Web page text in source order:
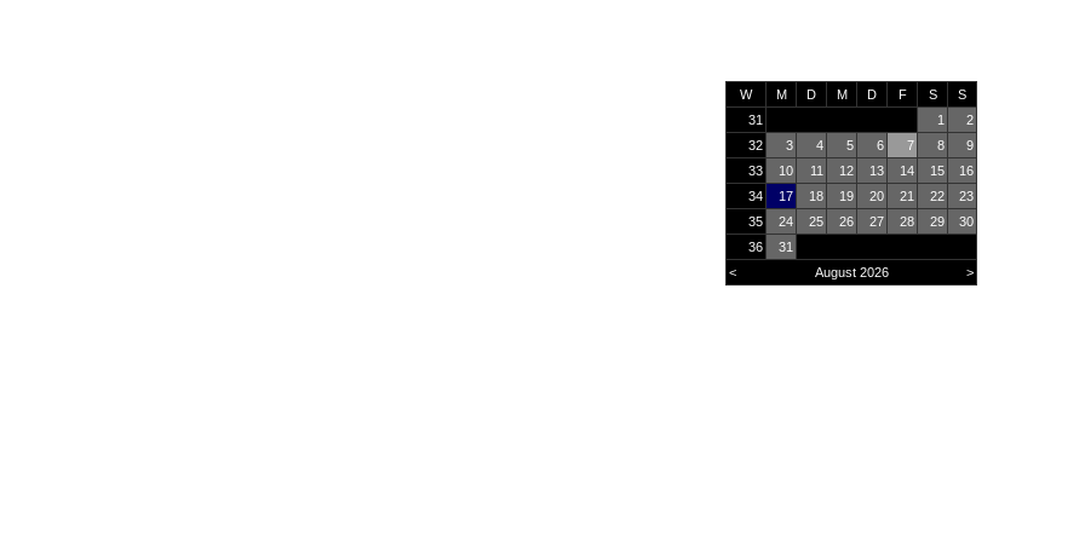
W M D M D F S
S
31
1
2
32
3 4 5 6 7 8
9
33
10 11 12 13 14 15
16
34
17 18 19 20 21 22
23
35
24 25 26 27 28 29
30
36
31
>
< August 2026